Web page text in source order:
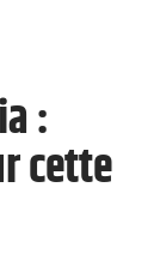
:
cette